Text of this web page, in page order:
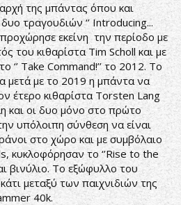
της μπάντας όπου και
τραγουδιών ‘’ Introducing...
εκείνη την περίοδο με
του κιθαρίστα Tim Scholl και με
‘’ Take Command!’’ το 2012. Το
μετά με το 2019 η μπάντα να
έτερο κιθαρίστα Torsten Lang
και οι δυο μόνο στο πρώτο
υπόλοιπη σύνθεση να είναι
στο χώρο και με συμβόλαιο
κυκλοφόρησαν το ‘’Rise to the
βινύλιο. Το εξώφυλλο του
μεταξύ των παιχνιδιών της
40k.